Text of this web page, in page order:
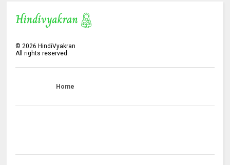
©2026 HindiVyakran
All rights reserved.
Home